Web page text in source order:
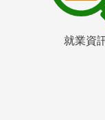
就業資